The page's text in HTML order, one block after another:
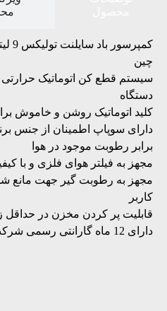
چین
سیستم قطع کن اتوماتیک
دستگاه
کلید اتوماتیک روشن و خاموش
دارای سوپاپ اطمینان از جنس
برابر رطوبت موجود در هوا
مجهز به فیلتر هوای فلزی و با
مجهز به رطوبت گیر جهت مانع
کاربر
قابلیت پر کردن مخزن در حداقل
دارای 12 ماه گارانتی رسمی شرکت تولیکس